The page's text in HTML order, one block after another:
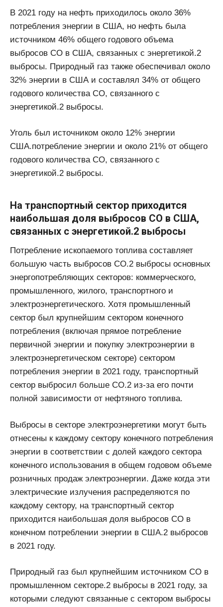
В 2021 году на нефть приходилось около 36%
потребления энергии в США, но нефть была
источником 46% общего годового объема
выбросов CO в США, связанных с энергетикой.2
выбросы. Природный газ также обеспечивал около
32% энергии в США и составлял 34% от общего
годового количества CO, связанного с
энергетикой.2 выбросы.
Уголь был источником около 12% энергии
США.потребление энергии и около 21% от общего
годового количества CO, связанного с
энергетикой.2 выбросы.
На транспортный сектор приходится
наибольшая доля выбросов CO в США,
связанных с энергетикой.2 выбросы
Потребление ископаемого топлива составляет
большую часть выбросов CO.2 выбросы основных
энергопотребляющих секторов: коммерческого,
промышленного, жилого, транспортного и
электроэнергетического. Хотя промышленный
сектор был крупнейшим сектором конечного
потребления (включая прямое потребление
первичной энергии и покупку электроэнергии в
электроэнергетическом секторе) сектором
потребления энергии в 2021 году, транспортный
сектор выбросил больше CO.2 из-за его почти
полной зависимости от нефтяного топлива.
Выбросы в секторе электроэнергетики могут быть
отнесены к каждому сектору конечного потребления
энергии в соответствии с долей каждого сектора
конечного использования в общем годовом объеме
розничных продаж электроэнергии. Даже когда эти
электрические излучения распределяются по
каждому сектору, на транспортный сектор
приходится наибольшая доля выбросов CO в
конечном потреблении энергии в США.2 выбросов
в 2021 году.
Природный газ был крупнейшим источником CO в
промышленном секторе.2 выбросы в 2021 году, за
которыми следуют связанные с сектором выбросы